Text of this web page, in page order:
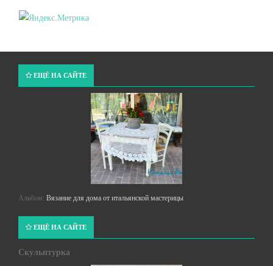
ЕЩЁ НА САЙТЕ
Альбом: Вязание для дома от итальянской мастерицы
ЕЩЁ НА САЙТЕ
Скульптурка